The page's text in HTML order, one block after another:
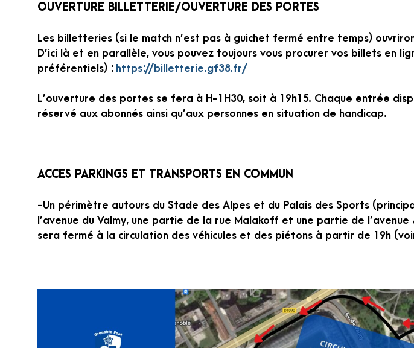
OUVERTURE BILLETTERIE/OUVERTURE DES PORTES
Les billetteries (si le match n’est pas à guichet fermé entre temps)
D’ici là et en parallèle, vous pouvez toujours vous procurer vos billets en
préférentiels) : https://billetterie.gf38.fr/
L’ouverture des portes se fera à H-1H30, soit à 19h15. Chaque entrée
réservé aux abonnés ainsi qu’aux personnes en situation de handicap.
ACCES PARKINGS ET TRANSPORTS EN COMMUN
-Un périmètre autours du Stade des Alpes et du Palais des Sports
l’avenue du Valmy, une partie de la rue Malakoff et une partie de l’avenue
sera fermé à la circulation des véhicules et des piétons à partir de 19h